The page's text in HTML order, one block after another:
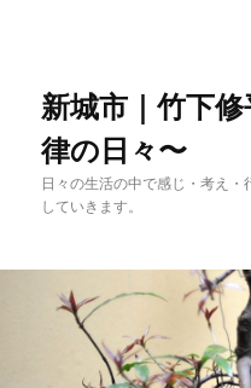
動
新城市｜竹下
律の日々〜
日々の生活の中で感じ・考え
していきます。